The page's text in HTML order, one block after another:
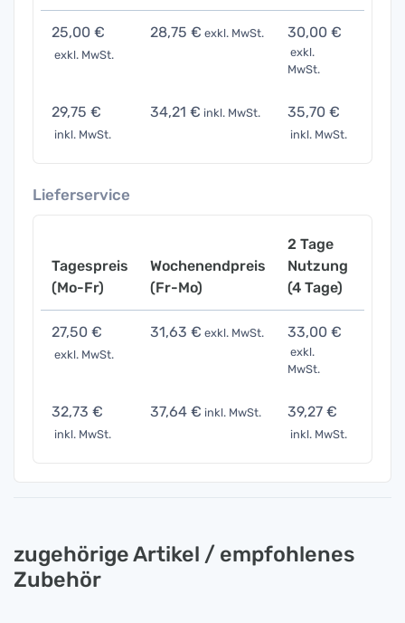
25,00 €
exkl. MwSt.
28,75 € exkl. MwSt. 30,00 €
exkl.
MwSt.
29,75 €
inkl. MwSt.
34,21 € inkl. MwSt. 35,70 €
inkl. MwSt.
Lieferservice
Tagespreis
(Mo-Fr)
Wochenendpreis
(Fr-Mo)
2 Tage
Nutzung
(4 Tage)
27,50 €
exkl. MwSt.
31,63 € exkl. MwSt. 33,00 €
exkl.
MwSt.
32,73 €
inkl. MwSt.
37,64 € inkl. MwSt. 39,27 €
inkl. MwSt.
zugehörige Artikel / empfohlenes
Zubehör